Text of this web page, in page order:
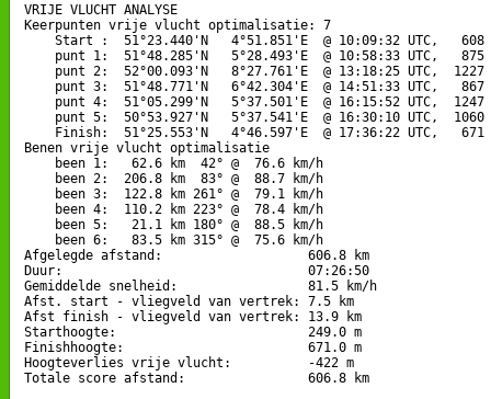
VRIJE VLUCHT ANALYSE
Keerpunten vrije vlucht optimalisatie: 7
Start :  51°23.440'N   4°51.851'E  @ 10:09:32 UTC,   608
punt 1:  51°48.285'N   5°28.493'E  @ 10:58:33 UTC,   875
punt 2:  52°00.093'N   8°27.761'E  @ 13:18:25 UTC,  1227
punt 3:  51°48.771'N   6°42.304'E  @ 14:51:33 UTC,   867
punt 4:  51°05.299'N   5°37.501'E  @ 16:15:52 UTC,  1247
punt 5:  50°53.927'N   5°37.541'E  @ 16:30:10 UTC,  1060
Finish:  51°25.553'N   4°46.597'E  @ 17:36:22 UTC,   671
Benen vrije vlucht optimalisatie
    been 1:   62.6 km  42° @  76.6 km/h
    been 2:  206.8 km  83° @  88.7 km/h
    been 3:  122.8 km 261° @  79.1 km/h
    been 4:  110.2 km 223° @  78.4 km/h
    been 5:   21.1 km 180° @  88.5 km/h
    been 6:   83.5 km 315° @  75.6 km/h
Afgelegde afstand:                   606.8 km
Duur:                                07:26:50
Gemiddelde snelheid:                 81.5 km/h
Afst. start - vliegveld van vertrek: 7.5 km
Afst finish - vliegveld van vertrek: 13.9 km
Starthoogte:                         249.0 m
Finishhoogte:                        671.0 m
Hoogteverlies vrije vlucht:          -422 m
Totale score afstand:                606.8 km